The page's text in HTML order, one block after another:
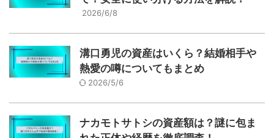
2026/6/8
溝口勇児の資産はいくら？結婚相手や
熱愛の噂についてもまとめ
2026/5/6
ナカモトサトシの資産額は？謎に包ま